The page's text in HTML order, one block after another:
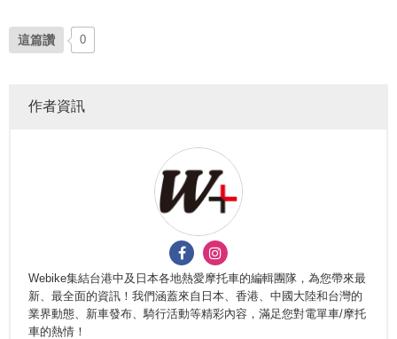
這篇讚 0
作者資訊
Webike集結台港中及日本各地熱愛摩托車的編輯團隊，為您帶來最
新、最全面的資訊！我們涵蓋來自日本、香港、中國大陸和台灣的
業界動態、新車發布、騎行活動等精彩內容，滿足您對電單車/摩托
車的熱情！